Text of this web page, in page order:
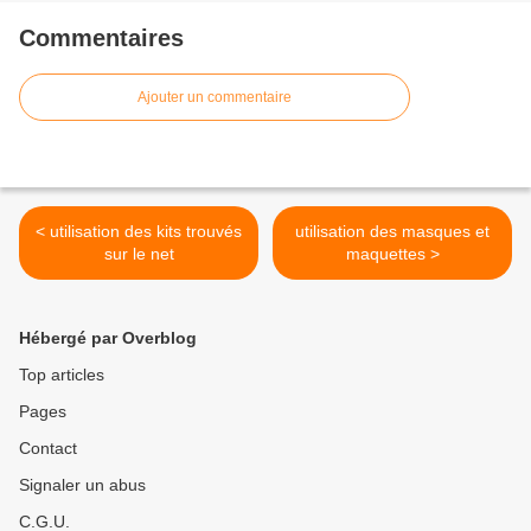
Commentaires
Ajouter un commentaire
< utilisation des kits trouvés
sur le net
utilisation des masques et
maquettes >
Hébergé par Overblog
Top articles
Pages
Contact
Signaler un abus
C.G.U.